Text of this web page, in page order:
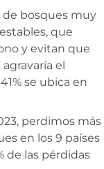
de bosques muy
que
y evitan que
el
se ubica en
perdimos más
en los 9 países
de las pérdidas